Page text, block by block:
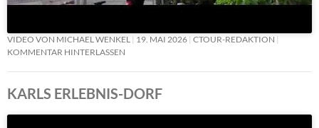
VIDEO VON MICHAEL WENKEL 19. MAI 2026 CTOUR-REDAKTION
KOMMENTAR HINTERLASSEN
KARLS ERLEBNIS-DORF